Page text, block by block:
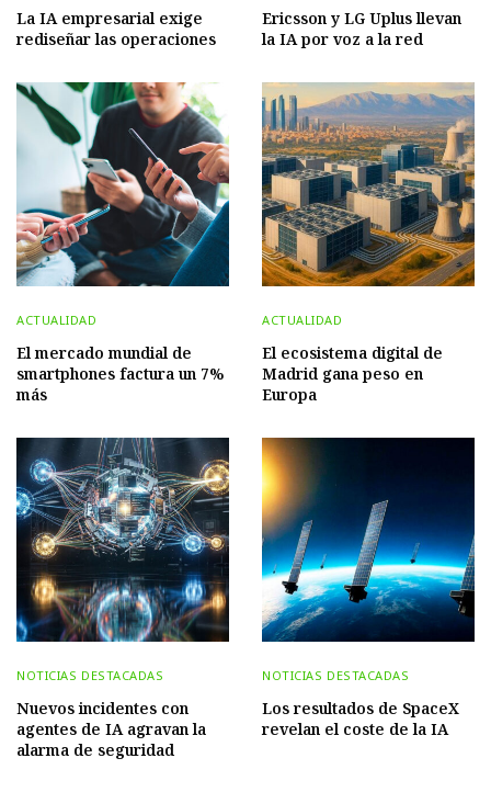
La IA empresarial exige
rediseñar las operaciones
Ericsson y LG Uplus llevan
la IA por voz a la red
ACTUALIDAD
El mercado mundial de
smartphones factura un 7%
más
ACTUALIDAD
El ecosistema digital de
Madrid gana peso en
Europa
NOTICIAS DESTACADAS
Nuevos incidentes con
agentes de IA agravan la
alarma de seguridad
NOTICIAS DESTACADAS
Los resultados de SpaceX
revelan el coste de la IA